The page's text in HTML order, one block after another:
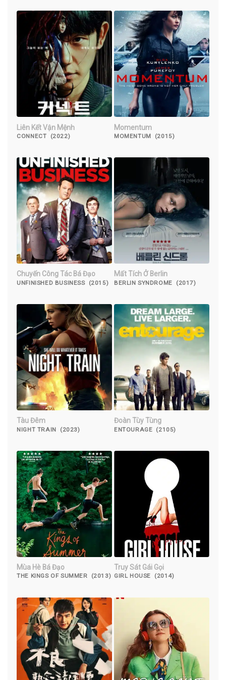
Liên Kết Vận Mệnh
CONNECT (2022)
Momentum
MOMENTUM (2015)
Chuyến Công Tác Bá Đạo
UNFINISHED BUSINESS (2015)
Mất Tích Ở Berlin
BERLIN SYNDROME (2017)
Tàu Đêm
NIGHT TRAIN (2023)
Đoàn Tùy Tùng
ENTOURAGE (2105)
Mùa Hè Bá Đạo
THE KINGS OF SUMMER (2013)
Truy Sát Gái Gọi
GIRL HOUSE (2014)